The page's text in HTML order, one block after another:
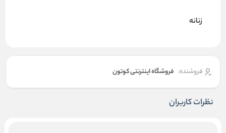
زنانه
فروشنده: فروشگاه اینترنتی کوتون
نظرات کاربران